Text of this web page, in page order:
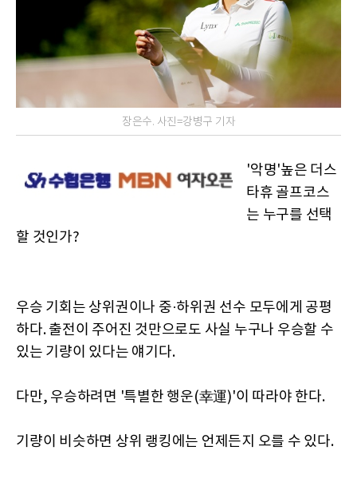
장은수. 사진=강병구 기자
'악명'높은 더스
타휴 골프코스
는 누구를 선택
할 것인가?
우승 기회는 상위권이나 중·하위권 선수 모두에게 공평
하다. 출전이 주어진 것만으로도 사실 누구나 우승할 수
있는 기량이 있다는 얘기다.
다만, 우승하려면 '특별한 행운(幸運)'이 따라야 한다.
기량이 비슷하면 상위 랭킹에는 언제든지 오를 수 있다.